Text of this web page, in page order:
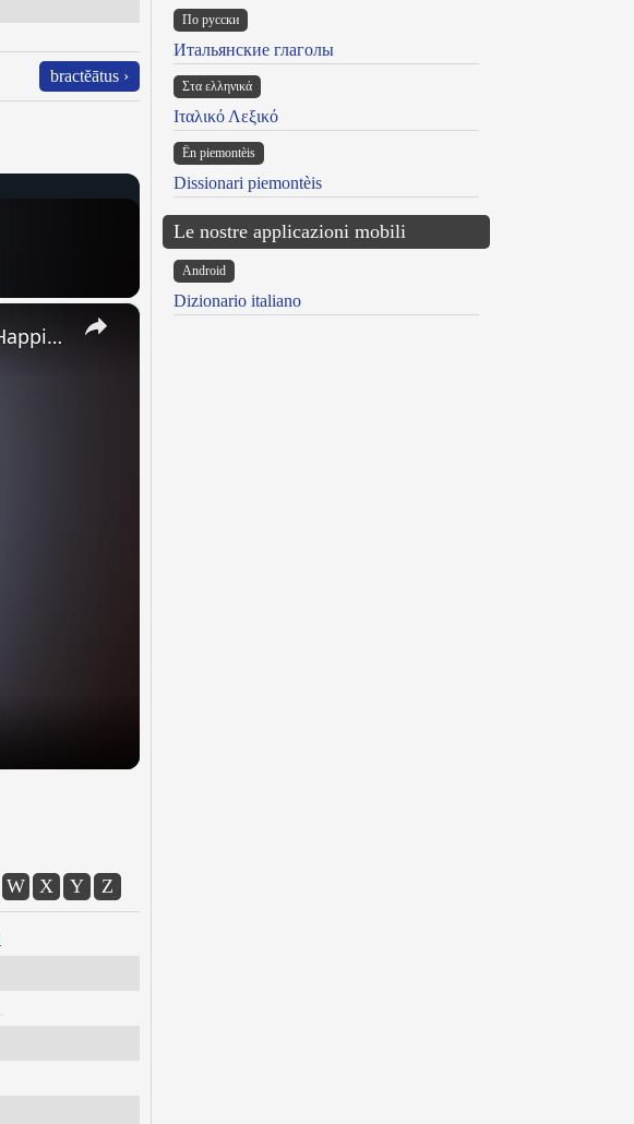
bractĕātus ›
×
Rescue Cat Treats Human Baby As Her Own After Losing Kittens | Happily TV
W X Y Z
По русски
Итальянские глаголы
Στα ελληνικά
Ιταλικό Λεξικό
Ën piemontèis
Dissionari piemontèis
Le nostre applicazioni mobili
Android
Dizionario italiano